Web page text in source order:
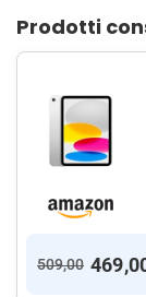
Prodotti
509,00